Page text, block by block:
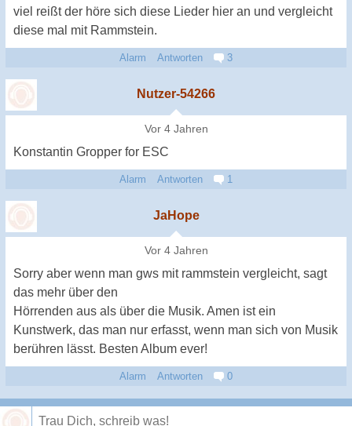
viel reißt der höre sich diese Lieder hier an und vergleicht
diese mal mit Rammstein.
Alarm Antworten 3
Nutzer-54266
Vor 4 Jahren
Konstantin Gropper for ESC
Alarm Antworten 1
JaHope
Vor 4 Jahren
Sorry aber wenn man gws mit rammstein vergleicht, sagt
das mehr über den
Hörrenden aus als über die Musik. Amen ist ein
Kunstwerk, das man nur erfasst, wenn man sich von Musik
berühren lässt. Besten Album ever!
Alarm Antworten 0